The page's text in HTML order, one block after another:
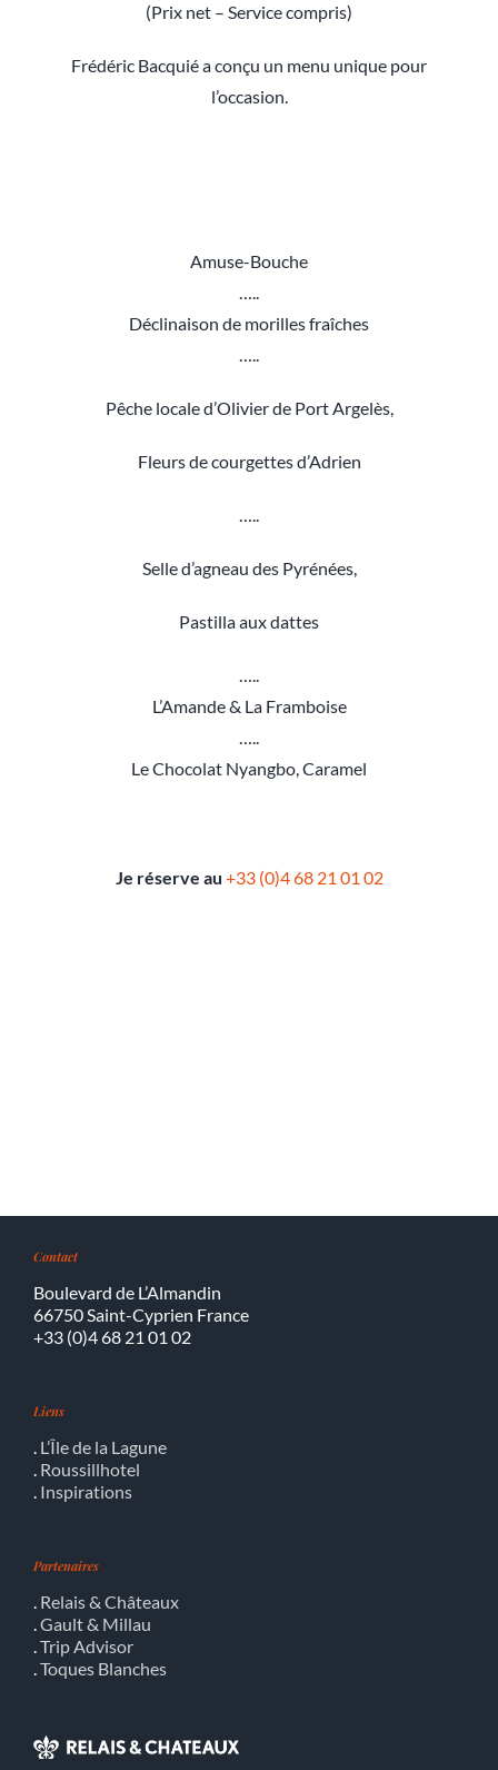
(Prix net – Service compris)
Frédéric Bacquié a conçu un menu unique pour
l’occasion.
Amuse-Bouche
…..
Déclinaison de morilles fraîches
…..
Pêche locale d’Olivier de Port Argelès,
Fleurs de courgettes d’Adrien
…..
Selle d’agneau des Pyrénées,
Pastilla aux dattes
…..
L’Amande & La Framboise
…..
Le Chocolat Nyangbo, Caramel
Je réserve au +33 (0)4 68 21 01 02
Contact
Boulevard de L’Almandin
66750 Saint-Cyprien France
+33 (0)4 68 21 01 02
Liens
. L’Île de la Lagune
. Roussillhotel
. Inspirations
Partenaires
. Relais & Châteaux
.Gault & Millau
.Trip Advisor
.Toques Blanches